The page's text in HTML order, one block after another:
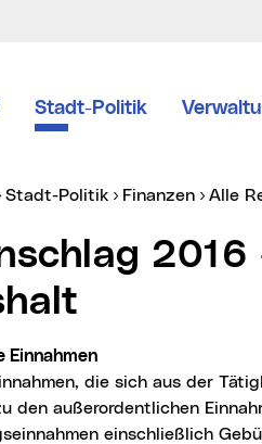
Stadt-Politik
Stadt-Politik Finanzen Alle
Einnahmen
die sich aus der
den außerordentlichen
einschließlich